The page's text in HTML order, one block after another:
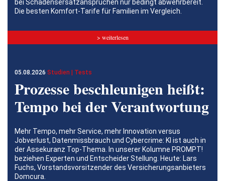
bei Schadensersatzansprüchen nur bedingt abwehrbereit.
Die besten Komfort-Tarife für Familien im Vergleich.
> weiterlesen
05.08.2026 Studien | Tests
Prozesse beschleunigen heißt:
Tempo bei der Verantwortung
Mehr Tempo, mehr Service, mehr Innovation versus
Jobverlust, Datenmissbrauch und Cybercrime: KI ist auch in
der Assekuranz Top-Thema. In unserer Kolumne PROMPT!
beziehen Experten und Entscheider Stellung. Heute: Lars
Fuchs, Vorstandsvorsitzender des Versicherungsanbieters
Domcura.